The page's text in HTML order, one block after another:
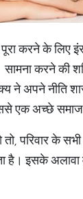
करने के लिए
सामना करने की
ने अपने नीति
अच्छे समाज
तो, परिवार के
है। इसके